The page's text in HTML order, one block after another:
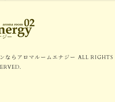
ならアロマルームエナジー ALL RIGHTS